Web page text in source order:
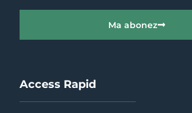
Access Rapid
Ma abonez